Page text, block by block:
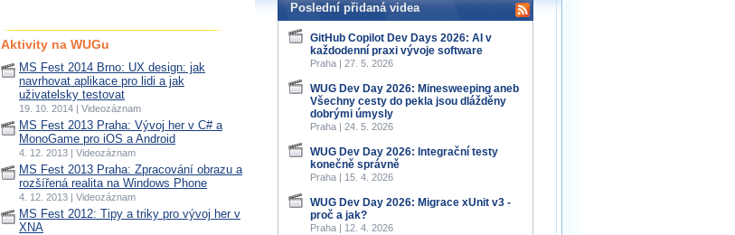
Aktivity na WUGu
MS Fest 2014 Brno: UX design: jak
navrhovat aplikace pro lidi a jak
uživatelsky testovat
19. 10. 2014 | Videozáznam
MS Fest 2013 Praha: Vývoj her v C# a
MonoGame pro iOS a Android
4. 12. 2013 | Videozáznam
MS Fest 2013 Praha: Zpracování obrazu a
rozšířená realita na Windows Phone
4. 12. 2013 | Videozáznam
MS Fest 2012: Tipy a triky pro vývoj her v
XNA
Poslední přidaná videa
GitHub Copilot Dev Days 2026: AI v
každodenní praxi vývoje software
Praha | 27. 5. 2026
WUG Dev Day 2026: Minesweeping aneb
Všechny cesty do pekla jsou dlážděny
dobrými úmysly
Praha | 24. 5. 2026
WUG Dev Day 2026: Integrační testy
konečně správně
Praha | 15. 4. 2026
WUG Dev Day 2026: Migrace xUnit v3 -
proč a jak?
Praha | 12. 4. 2026